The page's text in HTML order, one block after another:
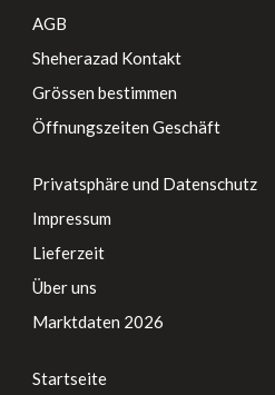
AGB
Sheherazad Kontakt
Grössen bestimmen
Öffnungszeiten Geschäft
Privatsphäre und Datenschutz
Impressum
Lieferzeit
Über uns
Marktdaten 2026
Startseite